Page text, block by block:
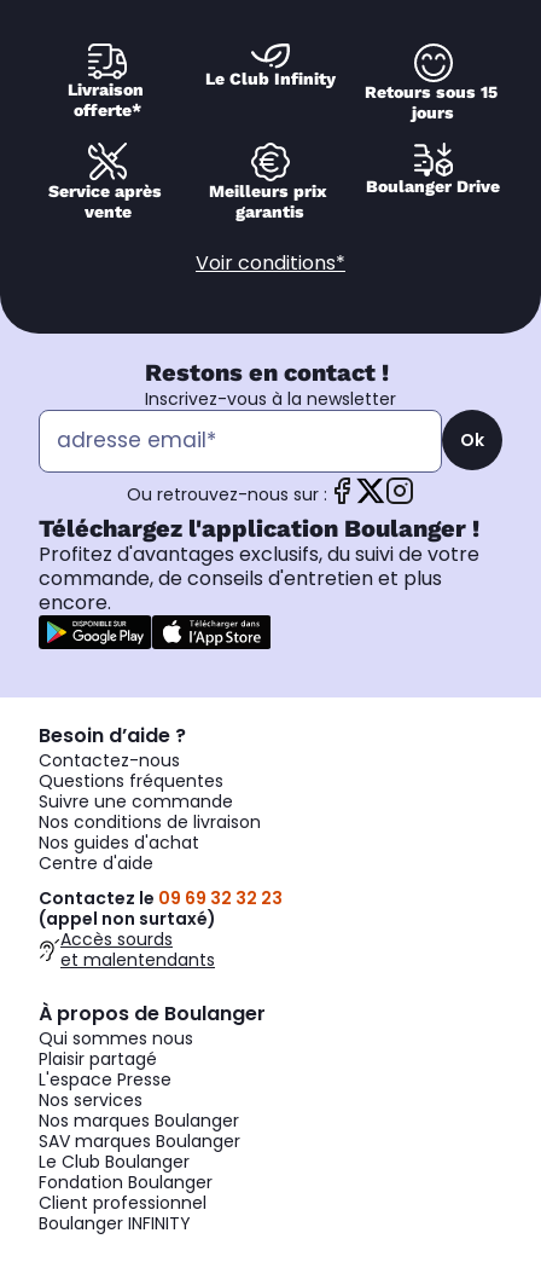
Livraison
offerte*
Le Club Infinity
Retours sous 15
jours
Service après
vente
Meilleurs prix
garantis
Boulanger Drive
Voir conditions*
Restons en contact !
Inscrivez-vous à la newsletter
Ok
Ou retrouvez-nous sur :
Téléchargez l'application Boulanger !
Profitez d'avantages exclusifs, du suivi de votre
commande, de conseils d'entretien et plus
encore.
Besoin d’aide ?
Contactez-nous
Questions fréquentes
Suivre une commande
Nos conditions de livraison
Nos guides d'achat
Centre d'aide
Contactez le 09 69 32 32 23
(appel non surtaxé)
Accès sourds
et malentendants
À propos de Boulanger
Qui sommes nous
Plaisir partagé
L'espace Presse
Nos services
Nos marques Boulanger
SAV marques Boulanger
Le Club Boulanger
Fondation Boulanger
Client professionnel
Boulanger INFINITY